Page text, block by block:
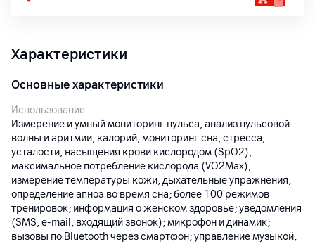
Характеристики
Основные характеристики
Использование
Измерение и умный мониторинг пульса, анализ пульсовой
волны и аритмии, калорий, мониторинг сна, стресса,
усталости, насыщения крови кислородом (SpO2),
максимальное потребление кислорода (VO2Max),
измерение температуры кожи, дыхательные упражнения,
определение апноэ во время сна; более 100 режимов
тренировок; информация о женском здоровье; уведомления
(SMS, e-mail, входящий звонок); микрофон и динамик;
вызовы по Bluetooth через смартфон; управление музыкой,